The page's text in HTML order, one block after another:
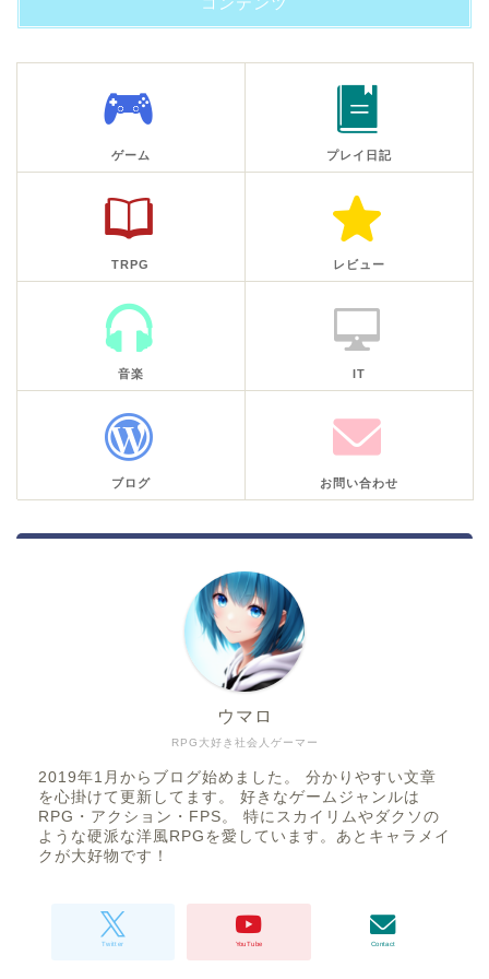
ゲーム プレイ日記
TRPG レビュー
音楽 IT
ブログ お問い合わせ
RPG大好き社会人ゲーマー
ウマロ
2019年1月からブログ始めました。 分かりやすい文章
を心掛けて更新してます。 好きなゲームジャンルは
RPG・アクション・FPS。 特にスカイリムやダクソの
ような硬派な洋風RPGを愛しています。あとキャラメイ
クが大好物です！